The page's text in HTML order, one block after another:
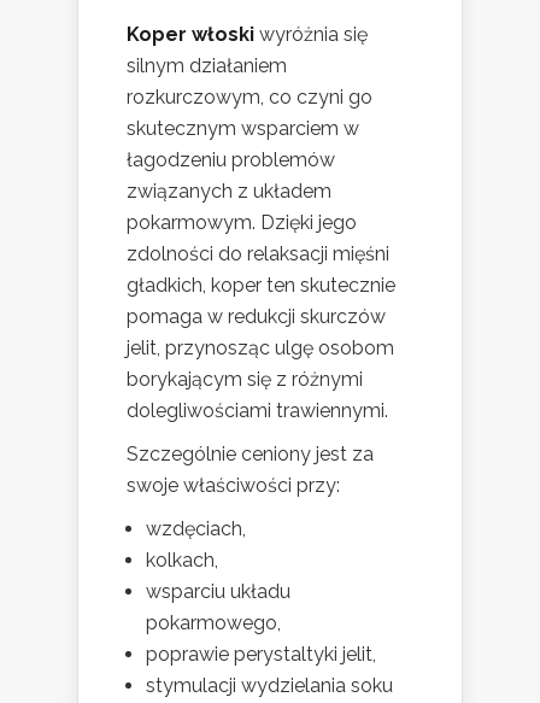
Koper włoski wyróżnia się
silnym działaniem
rozkurczowym, co czyni go
skutecznym wsparciem w
łagodzeniu problemów
związanych z układem
pokarmowym. Dzięki jego
zdolności do relaksacji mięśni
gładkich, koper ten skutecznie
pomaga w redukcji skurczów
jelit, przynosząc ulgę osobom
borykającym się z różnymi
dolegliwościami trawiennymi.
Szczególnie ceniony jest za
swoje właściwości przy:
wzdęciach,
kolkach,
wsparciu układu
pokarmowego,
poprawie perystaltyki jelit,
stymulacji wydzielania soku